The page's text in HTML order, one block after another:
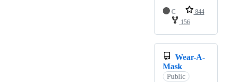
C
844
156
Wear-A-
Mask
Public